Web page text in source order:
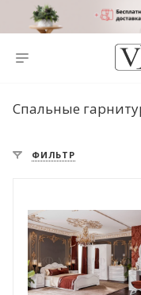
Спальные
ФИЛЬТР